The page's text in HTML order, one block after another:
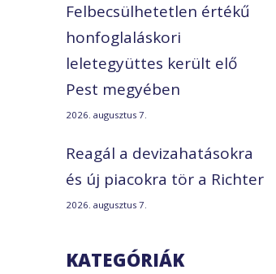
Felbecsülhetetlen értékű
honfoglaláskori
leletegyüttes került elő
Pest megyében
2026. augusztus 7.
Reagál a devizahatásokra
és új piacokra tör a Richter
2026. augusztus 7.
KATEGÓRIÁK